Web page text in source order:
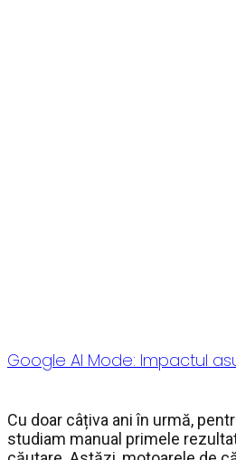
Google AI Mode: Impactul
Cu doar câțiva ani în urmă,
studiam manual primele